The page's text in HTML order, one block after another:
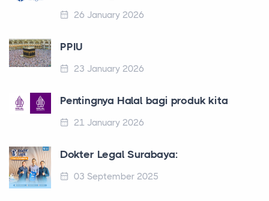
26 January 2026
PPIU
23 January 2026
Pentingnya Halal bagi produk kita
21 January 2026
Dokter Legal Surabaya:
03 September 2025